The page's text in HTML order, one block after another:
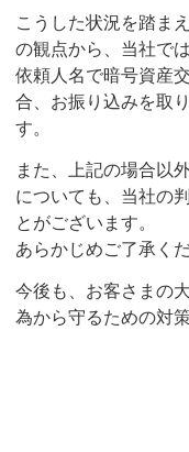
こうした状況を踏ま
の観点から、当社で
依頼人名で暗号資産
合、お振り込みを取
す。
また、上記の場合以
についても、当社の
とがございます。
あらかじめご了承くだ
今後も、お客さまの
為から守るための対